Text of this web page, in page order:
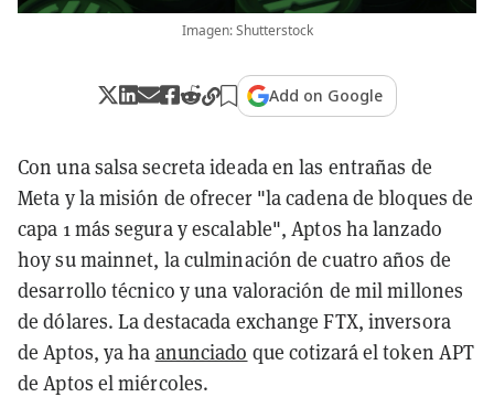
Imagen: Shutterstock
Add on Google
Con una salsa secreta ideada en las entrañas de
Meta y la misión de ofrecer "la cadena de bloques de
capa 1 más segura y escalable", Aptos ha lanzado
hoy su mainnet, la culminación de cuatro años de
desarrollo técnico y una valoración de mil millones
de dólares. La destacada exchange FTX, inversora
de Aptos, ya ha anunciado que cotizará el token APT
de Aptos el miércoles.